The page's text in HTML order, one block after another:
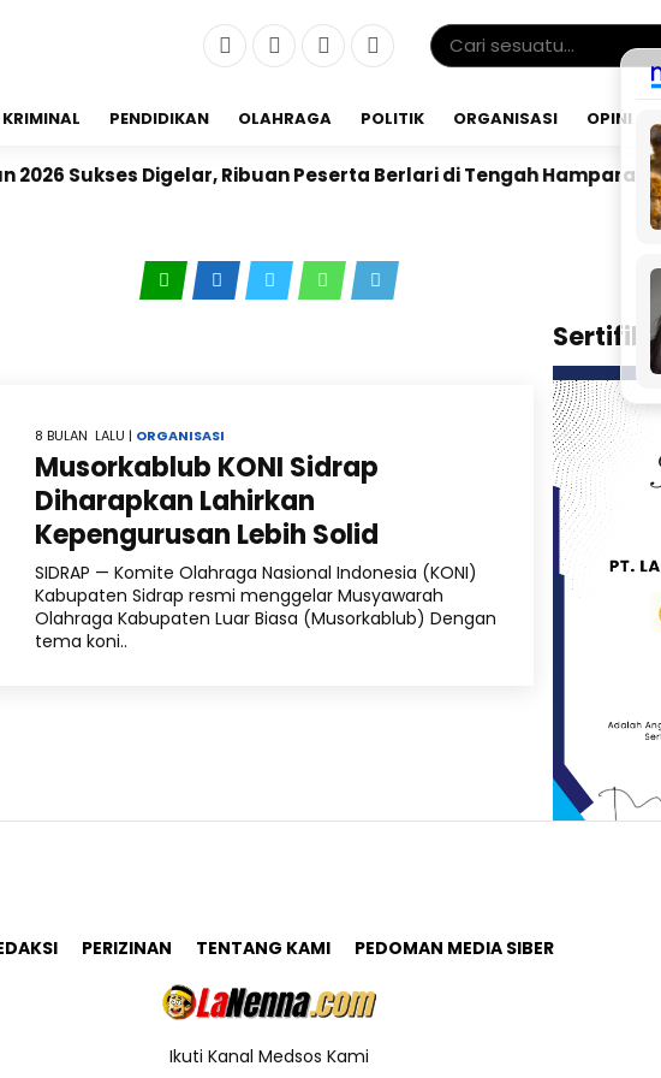
KRIMINAL PENDIDIKAN OLAHRAGA POLITIK ORGANISASI OPINI
Sukses Digelar, Ribuan Peserta Berlari di Tengah Hamparan
8 BULAN LALU | ORGANISASI
Musorkablub KONI Sidrap
Diharapkan Lahirkan
Kepengurusan Lebih Solid
SIDRAP — Komite Olahraga Nasional Indonesia (KONI)
Kabupaten Sidrap resmi menggelar Musyawarah
Olahraga Kabupaten Luar Biasa (Musorkablub) Dengan
tema koni..
PERIZINAN TENTANG KAMI PEDOMAN MEDIA SIBER
Ikuti Kanal Medsos Kami